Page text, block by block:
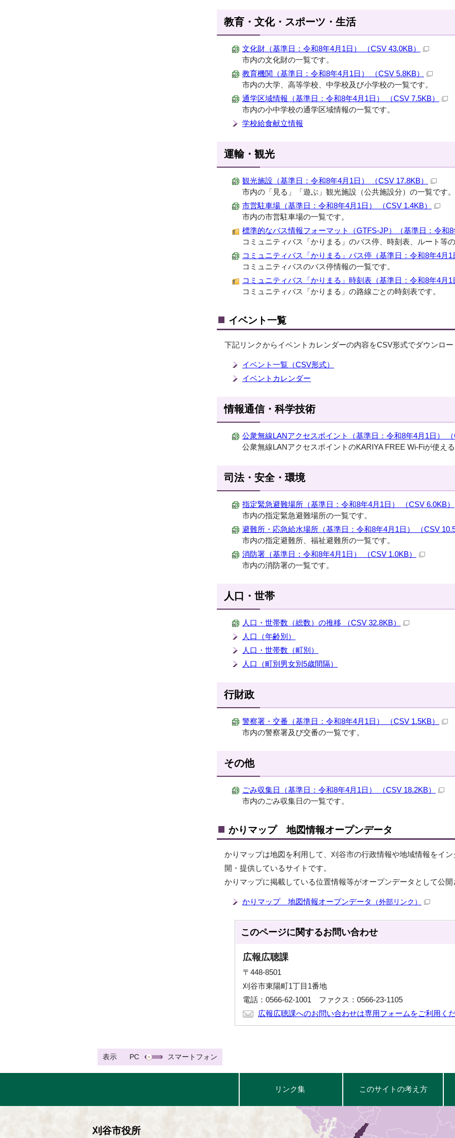
教育・文化・スポーツ・生活
文化財（基準日：令和8年4月1日） （CSV 43.0KB）
市内の文化財の一覧です。
教育機関（基準日：令和8年4月1日） （CSV 5.8KB）
市内の大学、高等学校、中学校及び小学校の一覧です。
通学区域情報（基準日：令和8年4月1日） （CSV 7.5KB）
市内の小中学校の通学区域情報の一覧です。
学校給食献立情報
運輸・観光
観光施設（基準日：令和8年4月1日） （CSV 17.8KB）
市内の「見る」「遊ぶ」観光施設（公共施設分）の一覧です。
市営駐車場（基準日：令和8年4月1日） （CSV 1.4KB）
市内の市営駐車場の一覧です。
標準的なバス情報フォーマット（GTFS-JP）（基準日：令和
コミュニティバス「かりまる」のバス停、時刻表、ルート等
コミュニティバス「かりまる」バス停（基準日：令和8年4月
コミュニティバスのバス停情報の一覧です。
コミュニティバス「かりまる」時刻表（基準日：令和8年4月
コミュニティバス「かりまる」の路線ごとの時刻表です。
イベント一覧
下記リンクからイベントカレンダーの内容をCSV形式でダウンロ
イベント一覧（CSV形式）
イベントカレンダー
情報通信・科学技術
公衆無線LANアクセスポイント（基準日：令和8年4月1日）
公衆無線LANアクセスポイントのKARIYA FREE Wi-Fiが使え
司法・安全・環境
指定緊急避難場所（基準日：令和8年4月1日） （CSV 6.0KB）
市内の指定緊急避難場所の一覧です。
避難所・応急給水場所（基準日：令和8年4月1日） （CSV
市内の指定避難所、福祉避難所の一覧です。
消防署（基準日：令和8年4月1日） （CSV 1.0KB）
市内の消防署の一覧です。
人口・世帯
人口・世帯数（総数）の推移 （CSV 32.8KB）
人口（年齢別）
人口・世帯数（町別）
人口（町別男女別5歳間隔）
行財政
警察署・交番（基準日：令和8年4月1日） （CSV 1.5KB）
市内の警察署及び交番の一覧です。
その他
ごみ収集日（基準日：令和8年4月1日） （CSV 18.2KB）
市内のごみ収集日の一覧です。
かりマップ 地図情報オープンデータ
かりマップは地図を利用して、刈谷市の行政情報や地域情報をイ
開・提供しているサイトです。
かりマップに掲載している位置情報等がオープンデータとして公
かりマップ 地図情報オープンデータ （外部リンク）
このページに関するお問い合わせ
広報広聴課
〒448-8501
刈谷市東陽町1丁目1番地
電話：0566-62-1001 ファクス：0566-23-1105
広報広聴課へのお問い合わせは専用フォームをご利用く
表示 PC スマートフォン
リンク集 このサイトの考え方
刈谷市役所